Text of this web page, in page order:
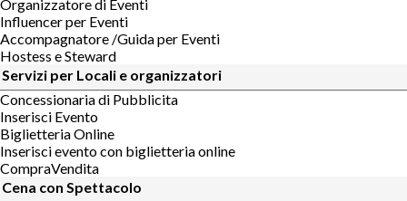
Organizzatore di Eventi
Influencer per Eventi
Accompagnatore /Guida per Eventi
Hostess e Steward
Servizi per Locali e organizzatori
Concessionaria di Pubblicita
Inserisci Evento
Biglietteria Online
Inserisci evento con biglietteria online
CompraVendita
Cena con Spettacolo